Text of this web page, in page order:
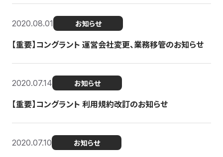
2020.08.01 お知らせ
【重要】コングラント 運営会社変更、業務移管のお知らせ
2020.07.14 お知らせ
【重要】コングラント 利用規約改訂のお知らせ
2020.07.10 お知らせ